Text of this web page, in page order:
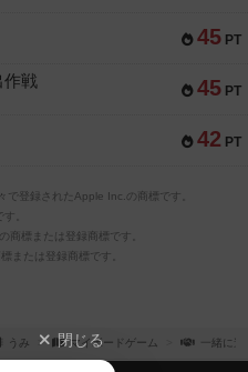
45 PT
45 PT
作戦
42 PT
登録されたApple Inc.の商標です。
。
商標または登録商標です。
または登録商標です。
うみ マイボードゲーム 一緒に遊
閉じる